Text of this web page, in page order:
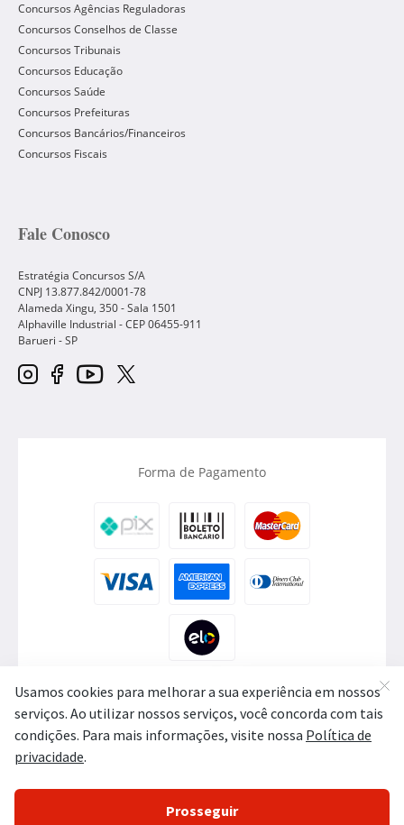
Concursos Agências Reguladoras
Concursos Conselhos de Classe
Concursos Tribunais
Concursos Educação
Concursos Saúde
Concursos Prefeituras
Concursos Bancários/Financeiros
Concursos Fiscais
Fale Conosco
Estratégia Concursos S/A
CNPJ 13.877.842/0001-78
Alameda Xingu, 350 - Sala 1501
Alphaville Industrial - CEP06455-911
Barueri -SP
Forma de Pagamento